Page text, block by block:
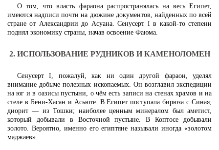
О том, что власть фараона распространялась на весь Египет,
имеются надписи почти на дюжине документов, найденных по всей
стране от Александрии до Асуана. Сенусерт I в какой-то степени
поднял экономику страны, начав освоение Фаюма.
2. ИСПОЛЬЗОВАНИЕ РУДНИКОВ И КАМЕНОЛОМЕН
Сенусерт I, пожалуй, как ни один другой фараон, уделял
внимание добыче полезных ископаемых. Он возглавил экспедиции
на юг и в оазисы пустыни, о чём есть записи на стенах храмов и на
стеле в Бени-Хасан и Асьюте. В Египет поступала бирюза с Синая;
диорит — из Тошки; наиболее ценным минералом был аметист,
который добывали в Восточной пустыне. В Коптосе добывали
золото. Вероятно, именно его египтяне называли иногда «золотом
маджаев».